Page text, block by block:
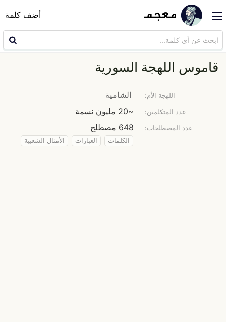
أضف كلمة
قاموس اللهجة السورية
اللهجة الأم: الشامية
عدد المتكلمين: ~20 مليون نسمة
عدد المصطلحات: 648 مصطلح
الكلمات العبارات الأمثال الشعبية